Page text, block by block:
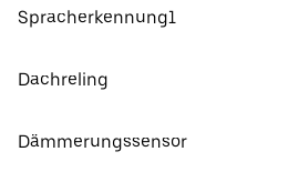
Spracherkennung1
Dachreling
Dämmerungssensor